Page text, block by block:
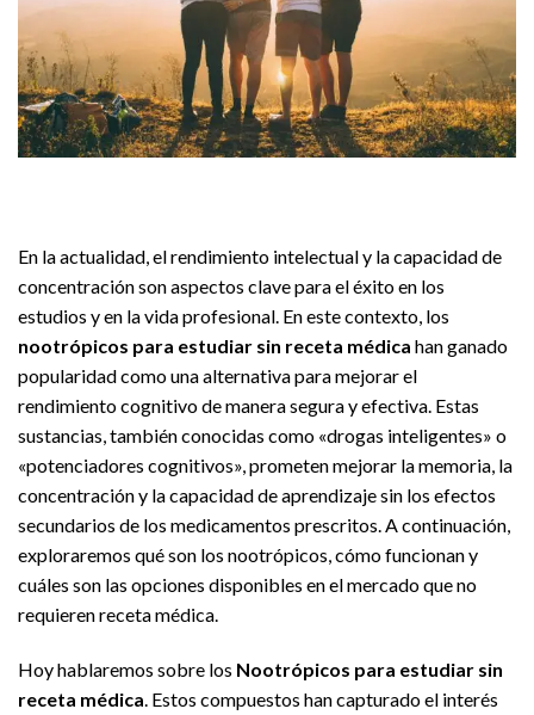
En la actualidad, el rendimiento intelectual y la capacidad de
concentración son aspectos clave para el éxito en los
estudios y en la vida profesional. En este contexto, los
nootrópicos para estudiar sin receta médica han ganado
popularidad como una alternativa para mejorar el
rendimiento cognitivo de manera segura y efectiva. Estas
sustancias, también conocidas como «drogas inteligentes» o
«potenciadores cognitivos», prometen mejorar la memoria, la
concentración y la capacidad de aprendizaje sin los efectos
secundarios de los medicamentos prescritos. A continuación,
exploraremos qué son los nootrópicos, cómo funcionan y
cuáles son las opciones disponibles en el mercado que no
requieren receta médica.
Hoy hablaremos sobre los Nootrópicos para estudiar sin
receta médica. Estos compuestos han capturado el interés